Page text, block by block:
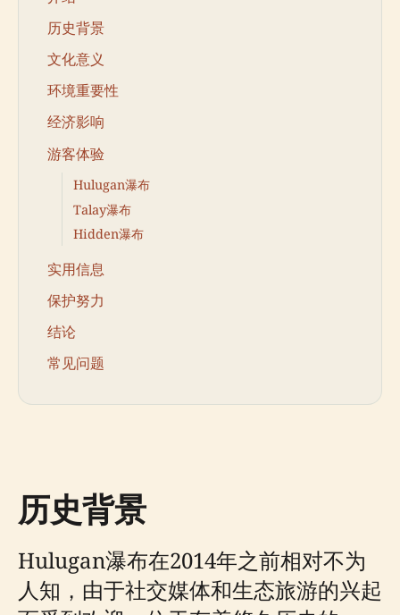
历史背景
文化意义
环境重要性
经济影响
游客体验
Hulugan瀑布
Talay瀑布
Hidden瀑布
实用信息
保护努力
结论
常见问题
历史背景
Hulugan瀑布在2014年之前相对不为
人知，由于社交媒体和生态旅游的兴起